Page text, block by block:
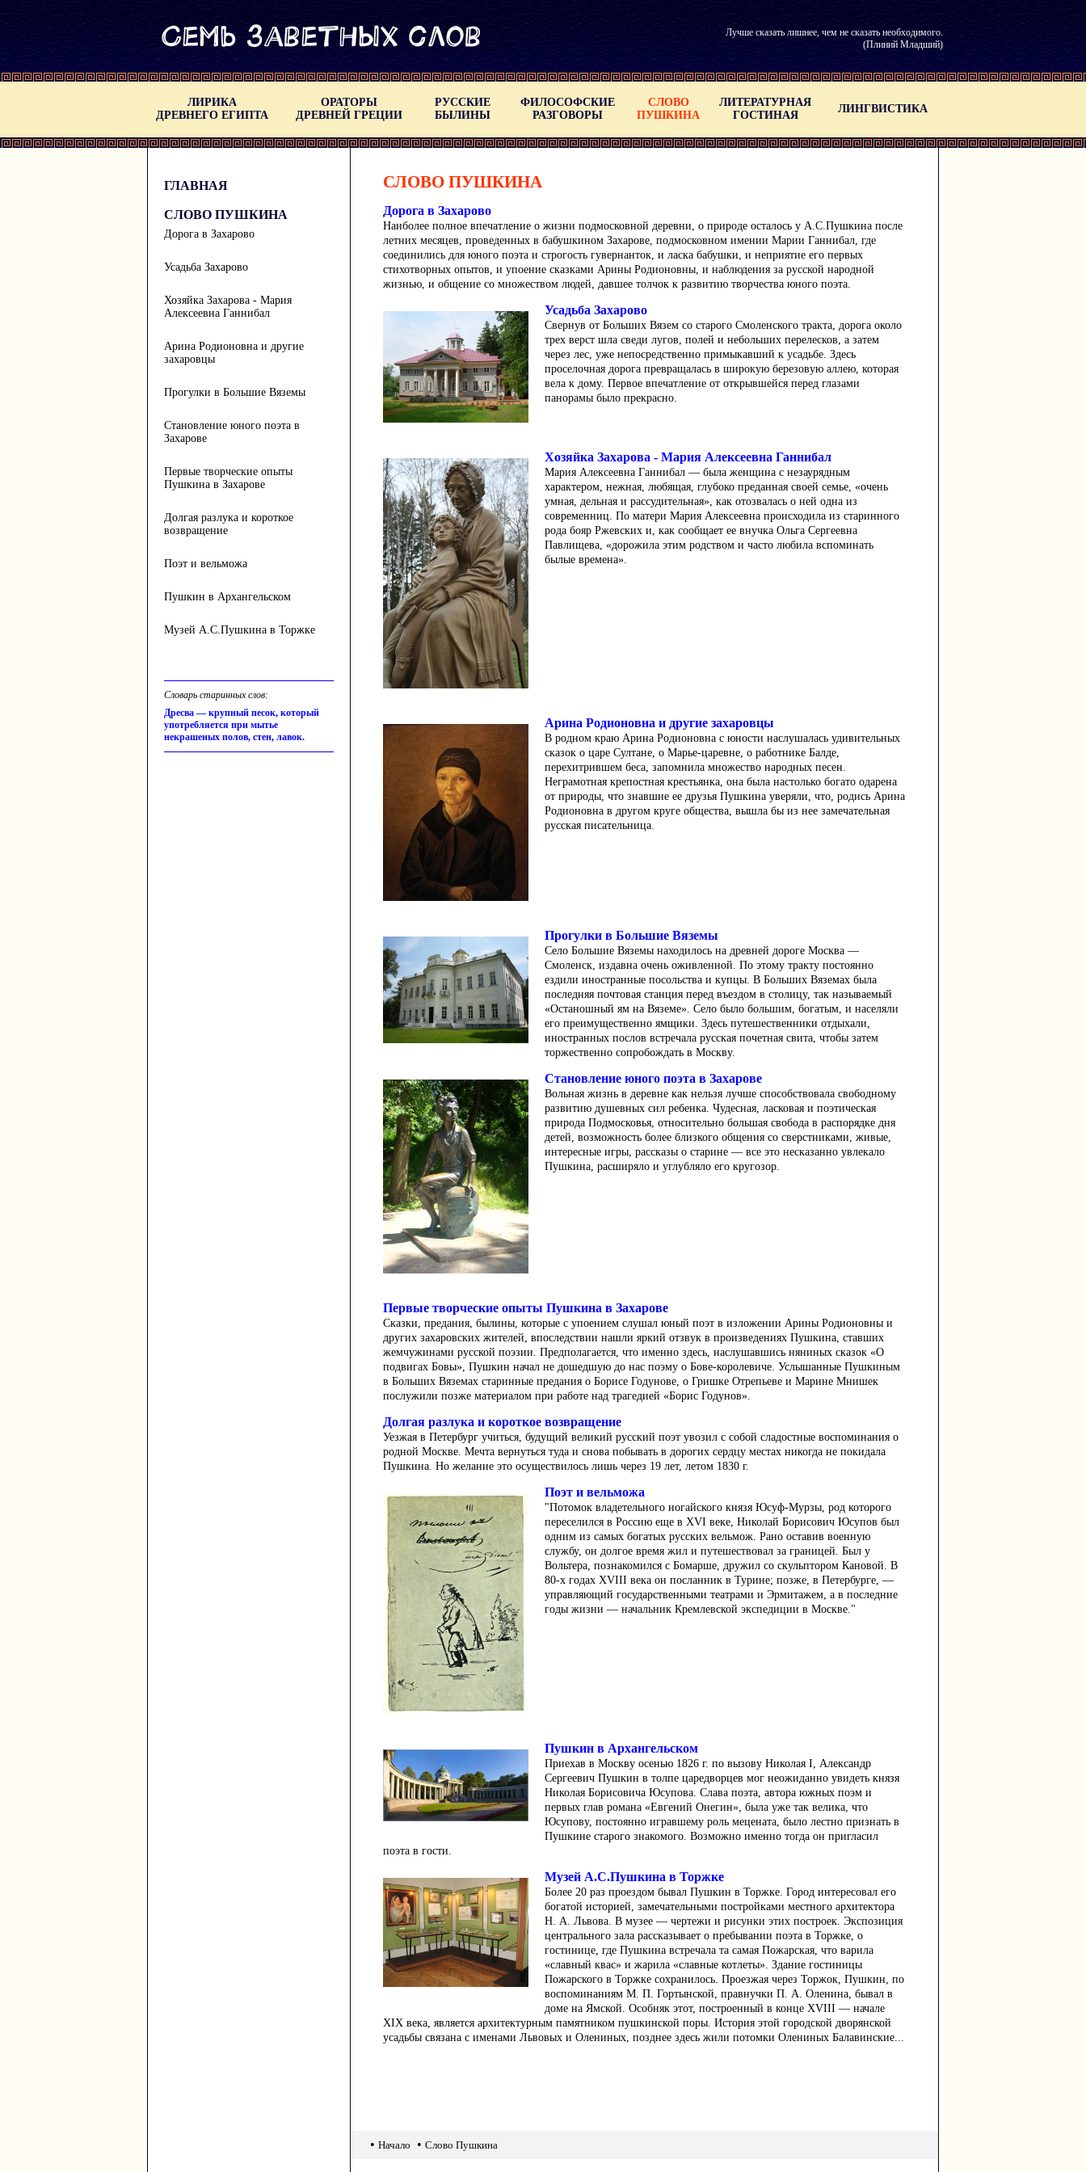
Лучше сказать лишнее, чем не сказать необходимого.
(Плиний Младший)
ЛИРИКА
ДРЕВНЕГО ЕГИПТА
ОРАТОРЫ
ДРЕВНЕЙ ГРЕЦИИ
РУССКИЕ
БЫЛИНЫ
ФИЛОСОФСКИЕ
РАЗГОВОРЫ
СЛОВО
ПУШКИНА
ЛИТЕРАТУРНАЯ
ГОСТИНАЯ
ЛИНГВИСТИКА
ГЛАВНАЯ
СЛОВО ПУШКИНА
Дорога в Захарово
Усадьба Захарово
Хозяйка Захарова - Мария
Алексеевна Ганнибал
Арина Родионовна и другие
захаровцы
Прогулки в Большие Вяземы
Становление юного поэта в
Захарове
Первые творческие опыты
Пушкина в Захарове
Долгая разлука и короткое
возвращение
Поэт и вельможа
Пушкин в Архангельском
Музей А.С.Пушкина в Торжке
Словарь старинных слов:
Дресва — крупный песок, который
употребляется при мытье
некрашеных полов, стен, лавок.
СЛОВО ПУШКИНА
Дорога в Захарово
Наиболее полное впечатление о жизни подмосковной деревни, о природе осталось у А.С.Пушкина после
летних месяцев, проведенных в бабушкином Захарове, подмосковном имении Марии Ганнибал, где
соединились для юного поэта и строгость гувернанток, и ласка бабушки, и неприятие его первых
стихотворных опытов, и упоение сказками Арины Родионовны, и наблюдения за русской народной
жизнью, и общение со множеством людей, давшее толчок к развитию творчества юного поэта.
Усадьба Захарово
Свернув от Больших Вязем со старого Смоленского тракта, дорога около
трех верст шла сведи лугов, полей и небольших перелесков, а затем
через лес, уже непосредственно примыкавший к усадьбе. Здесь
проселочная дорога превращалась в широкую березовую аллею, которая
вeла к дому. Первое впечатление от открывшейся перед глазами
панорамы было прекрасно.
Хозяйка Захарова - Мария Алексеевна Ганнибал
Мария Алексеевна Ганнибал — была женщина с незаурядным
характером, нежная, любящая, глубоко преданная своей семье, «очень
умная, дельная и рассудительная», как отозвалась о ней одна из
современниц. По матери Мария Алексеевна происходила из старинного
рода бояр Ржевских и, как сообщает ее внучка Ольга Сергеевна
Павлищева, «дорожила этим родством и часто любила вспоминать
былые времена».
Арина Родионовна и другие захаровцы
В родном краю Арина Родионовна с юности наслушалась удивительных
сказок о царе Султане, о Марье-царевне, о работнике Балде,
перехитрившем беса, запомнила множество народных песен.
Неграмотная крепостная крестьянка, она была настолько богато одарена
от природы, что знавшие ее друзья Пушкина уверяли, что, родись Арина
Родионовна в другом круге общества, вышла бы из нее замечательная
русская писательница.
Прогулки в Большие Вяземы
Село Большие Вяземы находилось на древней дороге Москва —
Смоленск, издавна очень оживленной. По этому тракту постоянно
ездили иностранные посольства и купцы. В Больших Вяземах была
последняя почтовая станция перед въездом в столицу, так называемый
«Останошный ям на Вяземе». Село было большим, богатым, и населяли
его преимущественно ямщики. 3десь путешественники отдыхали,
иностранных послов встречала русская почетная свита, чтобы затем
торжественно сопробождать в Москву.
Становление юного поэта в Захарове
Вольная жизнь в деревне как нельзя лучше способствовала свободному
развитию душевных сил ребенка. Чудесная, ласковая и поэтическая
природа Подмосковья, относительно большая свобода в распорядке дня
детей, возможность более близкого общения со сверстниками, живые,
интересные игры, рассказы о старине — все это несказанно увлекало
Пушкина, расширяло и углубляло его кругозор.
Первые творческие опыты Пушкина в Захарове
Cказки, предания, былины, которые с упоением слушал юный поэт в изложении Арины Родионовны и
других захаровских жителей, впоследствии нашли яркий отзвук в произведениях Пушкина, ставших
жемчужинами русской поэзии. Предполагается, что именно здесь, наслушавшись няниных сказок «О
подвигах Бовы», Пушкин начал не дошедшую до нас поэму о Бове-королевиче. Услышанные Пушкиным
в Больших Вяземах старинные предания о Борисе Годунове, о Гришке Отрепьеве и Марине Мнишек
послужили позже материалом при работе над трагедией «Борис Годунов».
Долгая разлука и короткое возвращение
Уезжая в Петербург учиться, будущий великий русский поэт увозил с собой сладостные воспоминания о
родной Москве. Мечта вернуться туда и снова побывать в дорогих сердцу местах никогда не покидала
Пушкина. Но желание это осуществилось лишь через 19 лет, летом 1830 г.
Поэт и вельможа
"Потомок владетельного ногайского князя Юсуф-Мурзы, род которого
переселился в Россию еще в XVI веке, Николай Борисович Юсупов был
одним из самых богатых русских вельмож. Рано оставив военную
службу, он долгое время жил и путешествовал за границей. Был у
Вольтера, познакомился с Бомарше, дружил со скульптором Кановой. В
80-х годах XVIII века он посланник в Турине; позже, в Петербурге, —
управляющий государственными театрами и Эрмитажем, а в последние
годы жизни — начальник Кремлевской экспедиции в Москве."
Пушкин в Архангельском
Приехав в Москву осенью 1826 г. по вызову Николая I, Александр
Сергеевич Пушкин в толпе царедворцев мог неожиданно увидеть князя
Николая Борисовича Юсупова. Слава поэта, автора южных поэм и
первых глав романа «Евгений Онегин», была уже так велика, что
Юсупову, постоянно игравшему роль мецената, было лестно признать в
Пушкине старого знакомого. Возможно именно тогда он пригласил
поэта в гости.
Музей А.С.Пушкина в Торжке
Более 20 раз проездом бывал Пушкин в Торжке. Город интересовал его
богатой историей, замечательными постройками местного архитектора
Н. А. Львова. В музее — чертежи и рисунки этих построек. Экспозиция
центрального зала рассказывает о пребывании поэта в Торжке, о
гостинице, где Пушкина встречала та самая Пожарская, что варила
«славный квас» и жарила «славные котлеты». Здание гостиницы
Пожарского в Торжке сохранилось. Проезжая через Торжок, Пушкин, по
воспоминаниям М. П. Гортынской, правнучки П. А. Оленина, бывал в
доме на Ямской. Особняк этот, построенный в конце XVIII — начале
XIX века, является архитектурным памятником пушкинской поры. История этой городской дворянской
усадьбы связана с именами Львовых и Олениных, позднее здесь жили потомки Олениных Балавинские...
• Начало • Слово Пушкина